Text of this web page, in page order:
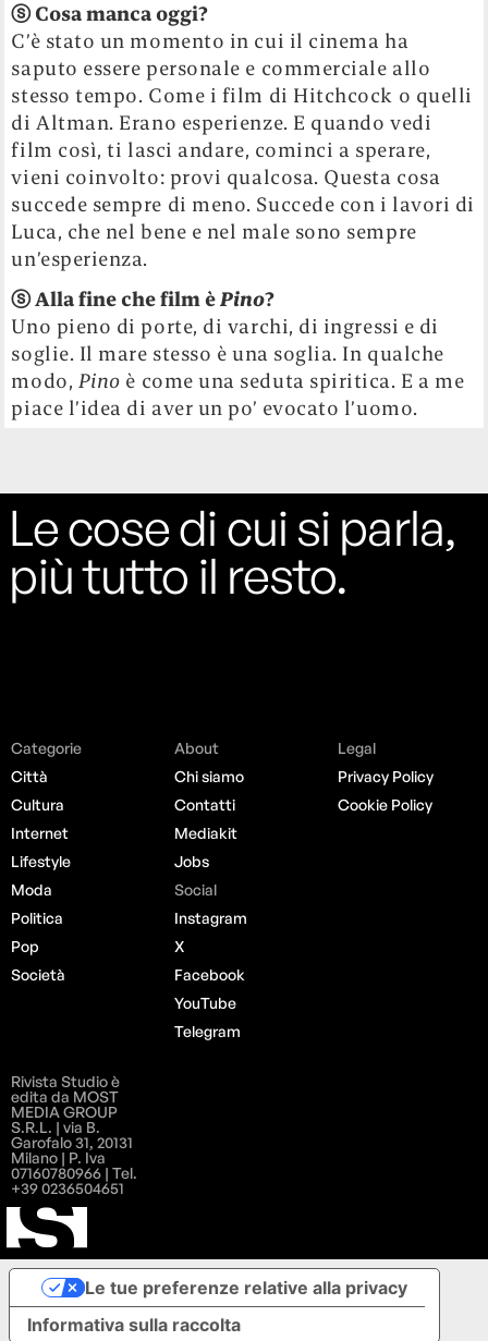
ⓢCosa manca oggi?
C’è stato un momento in cui il cinema ha
saputo essere personale e commerciale allo
stesso tempo. Come i film di Hitchcock o quelli
di Altman. Erano esperienze. E quando vedi
film così, ti lasci andare, cominci a sperare,
vieni coinvolto: provi qualcosa. Questa cosa
succede sempre di meno. Succede con i lavori di
Luca, che nel bene e nel male sono sempre
un’esperienza.
ⓢAlla fine che film èPino?
Uno pieno di porte, di varchi, di ingressi e di
soglie. Il mare stesso è una soglia. In qualche
modo, Pino è come una seduta spiritica. E a me
piace l’idea di aver un po’ evocato l’uomo.
Le cose di cui si parla,
più tutto il resto.
Categorie
Città
Cultura
Internet
Lifestyle
Moda
Politica
Pop
Società
About
Chi siamo
Contatti
Mediakit
Jobs
Social
Instagram
X
Facebook
YouTube
Telegram
Legal
Privacy Policy
Cookie Policy
Rivista Studio è
edita da MOST
MEDIA GROUP
S.R.L. | via B.
Garofalo 31, 20131
Milano | P. Iva
07160780966 | Tel.
+39 0236504651
Informativa sulla raccolta
Le tue preferenze relative alla privacy